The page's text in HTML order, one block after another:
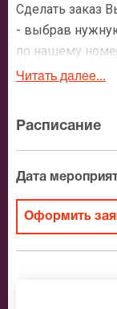
Сделать заказ
- выбрав
по нашему
После
зрительном
адрес доставки.
Москве в
Читать далее...
Расписание
Дата
Оформить